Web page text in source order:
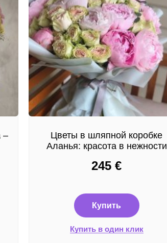
–
Цветы в шляпной коробке
Аланья: красота в нежности
245 €
Купить
Купить в один клик